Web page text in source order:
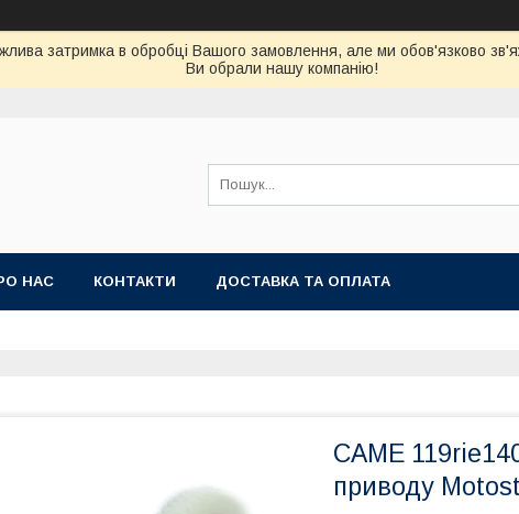
затримка в обробці Вашого замовлення, але ми обов'язково
Ви обрали нашу компанію!
НАС КОНТАКТИ ДОСТАВКА ТА ОПЛАТА
CAME
приводу